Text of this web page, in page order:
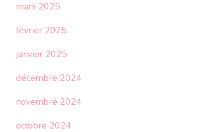
mars 2025
février 2025
janvier 2025
décembre 2024
novembre 2024
octobre 2024